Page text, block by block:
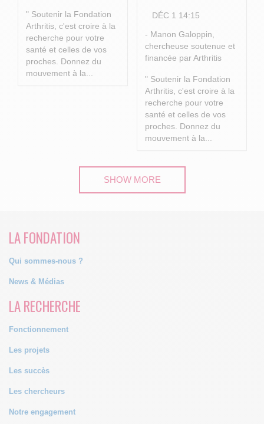
" Soutenir la Fondation
Arthritis, c'est croire à la
recherche pour votre
santé et celles de vos
proches. Donnez du
mouvement à la...
DÉC 1 14:15
- Manon Galoppin,
chercheuse soutenue et
financée par Arthritis
" Soutenir la Fondation
Arthritis, c'est croire à la
recherche pour votre
santé et celles de vos
proches. Donnez du
mouvement à la...
SHOW MORE
LA FONDATION
Qui sommes-nous ?
News & Médias
LA RECHERCHE
Fonctionnement
Les projets
Les succès
Les chercheurs
Notre engagement